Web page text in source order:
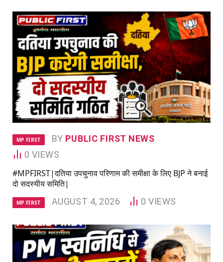
MP FIRST BY PUBLIC FIRST NEWS
0 VIEWS
#MPFIRST|दतिया उपचुनाव परिणाम की समीक्षा के लिए BJP ने बनाई
दो सदस्यीय समिति|
MP FIRST AUGUST 4, 2026 0VIEWS